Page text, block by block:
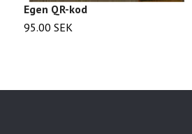
Egen QR-kod
95.00 SEK